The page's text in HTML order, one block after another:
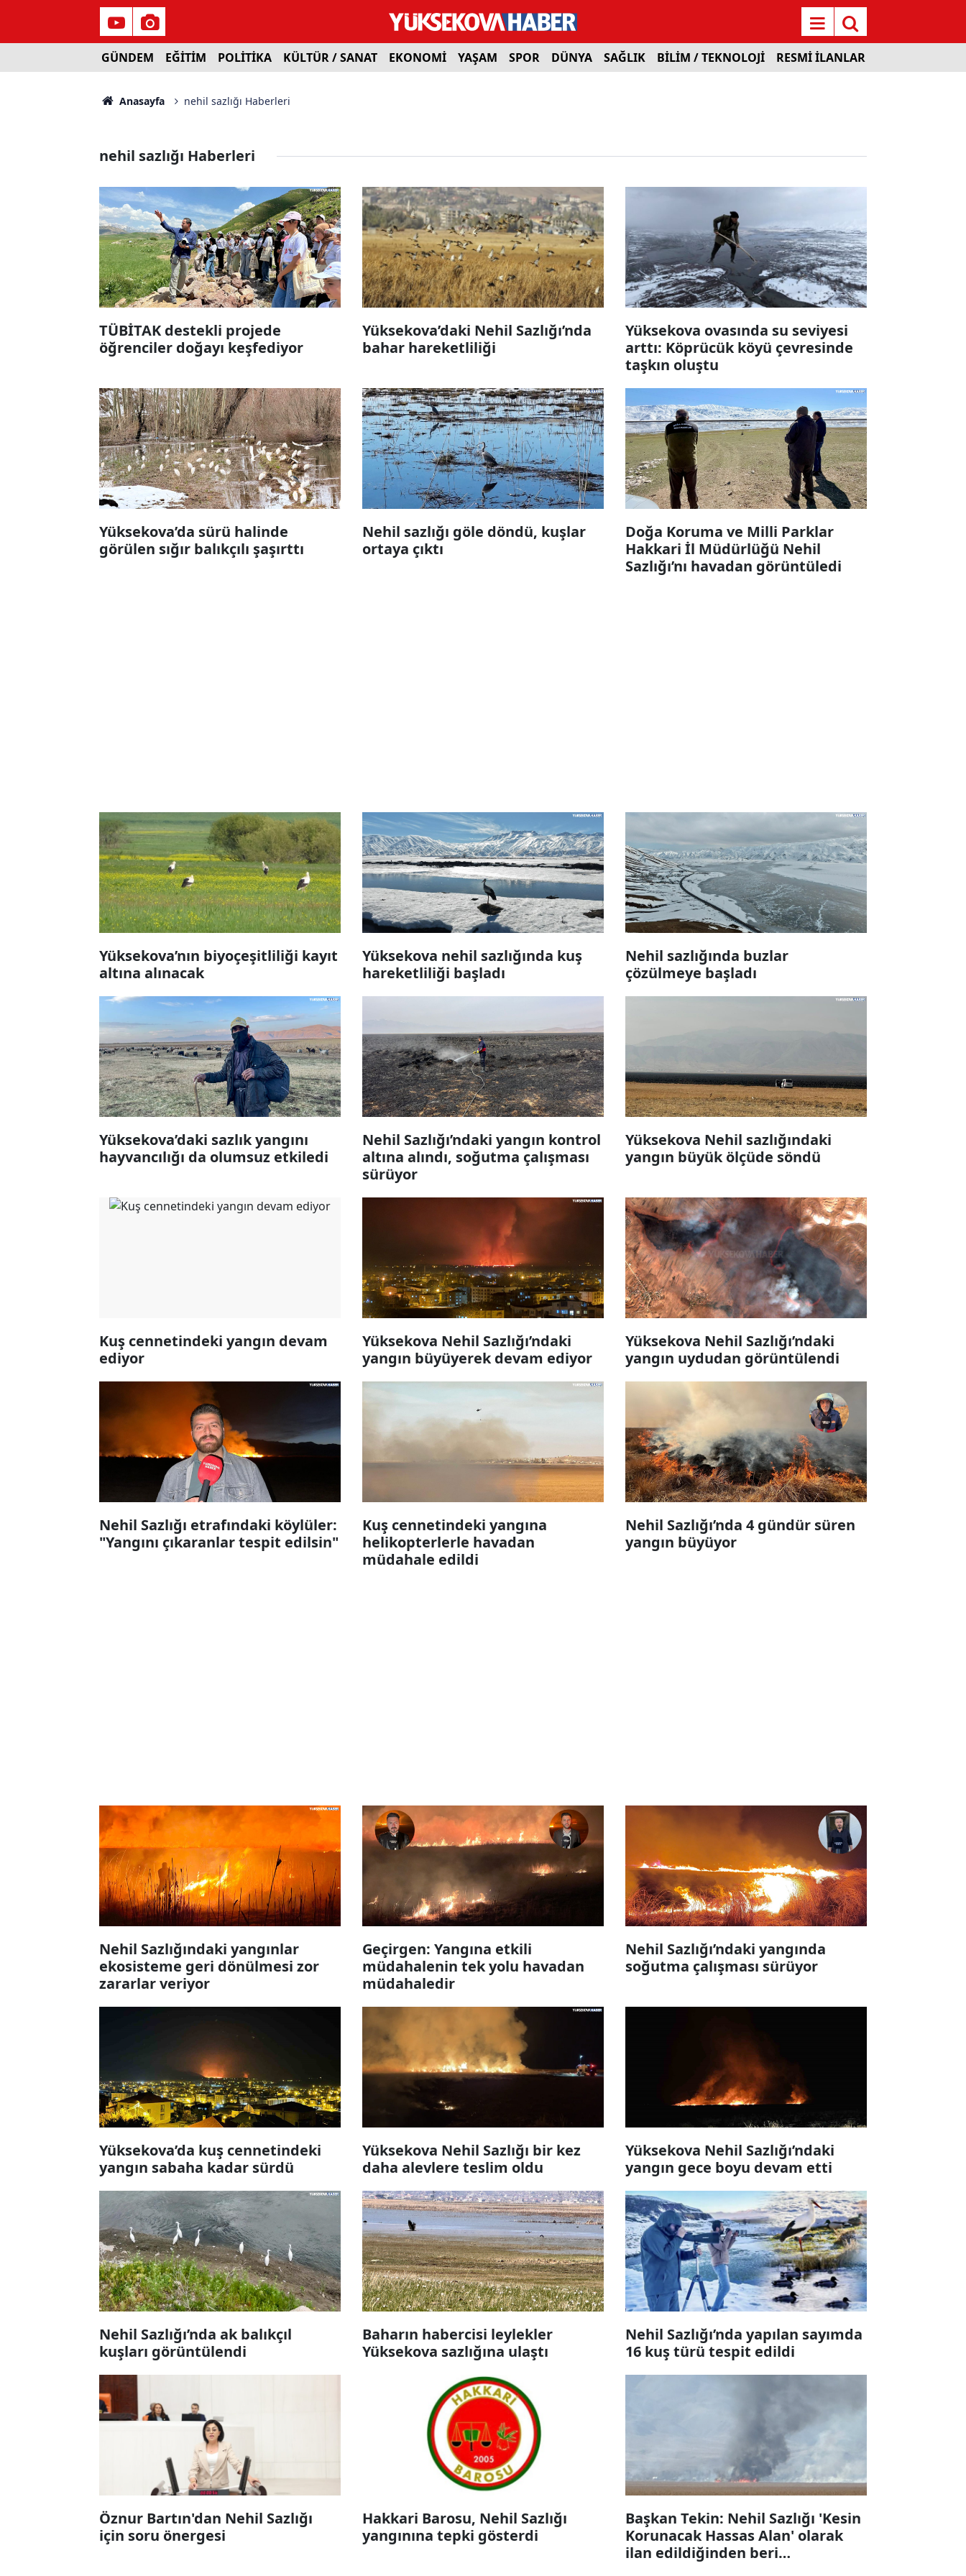
GÜNDEM EĞİTİM POLİTİKA KÜLTÜR / SANAT EKONOMİ YAŞAM SPOR DÜNYA SAĞLIK BİLİM / TEKNOLOJİ RESMİ İLANLAR
Anasayfa nehil sazlığı Haberleri
nehil sazlığı Haberleri
TÜBİTAK destekli projede
öğrenciler doğayı keşfediyor
Yüksekova’daki Nehil Sazlığı’nda
bahar hareketliliği
Yüksekova ovasında su seviyesi
arttı: Köprücük köyü çevresinde
taşkın oluştu
Yüksekova’da sürü halinde
görülen sığır balıkçılı şaşırttı
Nehil sazlığı göle döndü, kuşlar
ortaya çıktı
Doğa Koruma ve Milli Parklar
Hakkari İl Müdürlüğü Nehil
Sazlığı’nı havadan görüntüledi
Yüksekova’nın biyoçeşitliliği kayıt
altına alınacak
Yüksekova nehil sazlığında kuş
hareketliliği başladı
Nehil sazlığında buzlar
çözülmeye başladı
Yüksekova’daki sazlık yangını
hayvancılığı da olumsuz etkiledi
Nehil Sazlığı’ndaki yangın kontrol
altına alındı, soğutma çalışması
sürüyor
Yüksekova Nehil sazlığındaki
yangın büyük ölçüde söndü
Kuş cennetindeki yangın devam
ediyor
Yüksekova Nehil Sazlığı’ndaki
yangın büyüyerek devam ediyor
Yüksekova Nehil Sazlığı’ndaki
yangın uydudan görüntülendi
Nehil Sazlığı etrafındaki köylüler:
"Yangını çıkaranlar tespit edilsin"
Kuş cennetindeki yangına
helikopterlerle havadan
müdahale edildi
Nehil Sazlığı’nda 4 gündür süren
yangın büyüyor
Nehil Sazlığındaki yangınlar
ekosisteme geri dönülmesi zor
zararlar veriyor
Geçirgen: Yangına etkili
müdahalenin tek yolu havadan
müdahaledir
Nehil Sazlığı’ndaki yangında
soğutma çalışması sürüyor
Yüksekova’da kuş cennetindeki
yangın sabaha kadar sürdü
Yüksekova Nehil Sazlığı bir kez
daha alevlere teslim oldu
Yüksekova Nehil Sazlığı’ndaki
yangın gece boyu devam etti
Nehil Sazlığı’nda ak balıkçıl
kuşları görüntülendi
Baharın habercisi leylekler
Yüksekova sazlığına ulaştı
Nehil Sazlığı’nda yapılan sayımda
16 kuş türü tespit edildi
Öznur Bartın'dan Nehil Sazlığı
için soru önergesi
Hakkari Barosu, Nehil Sazlığı
yangınına tepki gösterdi
Başkan Tekin: Nehil Sazlığı 'Kesin
Korunacak Hassas Alan' olarak
ilan edildiğinden beri